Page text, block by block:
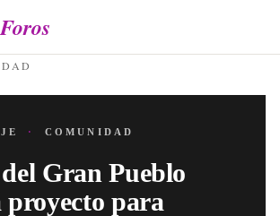
Foros
· COMUNIDAD
Gran Pueblo
proyecto para